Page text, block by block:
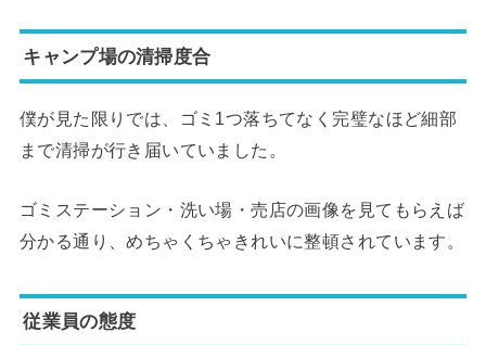
キャンプ場の清掃度合
僕が見た限りでは、ゴミ1つ落ちてなく完璧なほど細部
まで清掃が行き届いていました。
ゴミステーション・洗い場・売店の画像を見てもらえば
分かる通り、めちゃくちゃきれいに整頓されています。
従業員の態度